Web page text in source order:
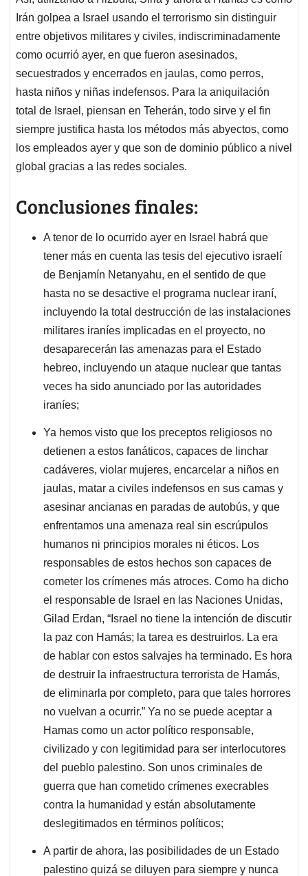
Irán golpea a Israel usando el terrorismo sin distinguir
entre objetivos militares y civiles, indiscriminadamente
como ocurrió ayer, en que fueron asesinados,
secuestrados y encerrados en jaulas, como perros,
hasta niños y niñas indefensos. Para la aniquilación
total de Israel, piensan en Teherán, todo sirve y el fin
siempre justifica hasta los métodos más abyectos, como
los empleados ayer y que son de dominio público a nivel
global gracias a las redes sociales.
Conclusiones finales:
A tenor de lo ocurrido ayer en Israel habrá que
tener más en cuenta las tesis del ejecutivo israelí
de Benjamín Netanyahu, en el sentido de que
hasta no se desactive el programa nuclear iraní,
incluyendo la total destrucción de las instalaciones
militares iraníes implicadas en el proyecto, no
desaparecerán las amenazas para el Estado
hebreo, incluyendo un ataque nuclear que tantas
veces ha sido anunciado por las autoridades
iraníes;
Ya hemos visto que los preceptos religiosos no
detienen a estos fanáticos, capaces de linchar
cadáveres, violar mujeres, encarcelar a niños en
jaulas, matar a civiles indefensos en sus camas y
asesinar ancianas en paradas de autobús, y que
enfrentamos una amenaza real sin escrúpulos
humanos ni principios morales ni éticos. Los
responsables de estos hechos son capaces de
cometer los crímenes más atroces. Como ha dicho
el responsable de Israel en las Naciones Unidas,
Gilad Erdan, “Israel no tiene la intención de discutir
la paz con Hamás; la tarea es destruirlos. La era
de hablar con estos salvajes ha terminado. Es hora
de destruir la infraestructura terrorista de Hamás,
de eliminarla por completo, para que tales horrores
no vuelvan a ocurrir.” Ya no se puede aceptar a
Hamas como un actor político responsable,
civilizado y con legitimidad para ser interlocutores
del pueblo palestino. Son unos criminales de
guerra que han cometido crímenes execrables
contra la humanidad y están absolutamente
deslegitimados en términos políticos;
A partir de ahora, las posibilidades de un Estado
palestino quizá se diluyen para siempre y nunca